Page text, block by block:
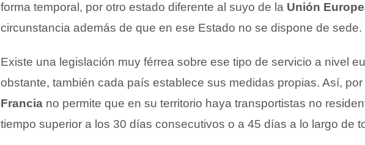
forma temporal, por otro estado diferente al suyo de la Unión
circunstancia además de que en ese Estado no se dispone de sede.
Existe una legislación muy férrea sobre ese tipo de servicio a nivel
obstante, también cada país establece sus medidas propias. Así,
Francia no permite que en su territorio haya transportistas no
tiempo superior a los 30 días consecutivos o a 45 días a lo largo de